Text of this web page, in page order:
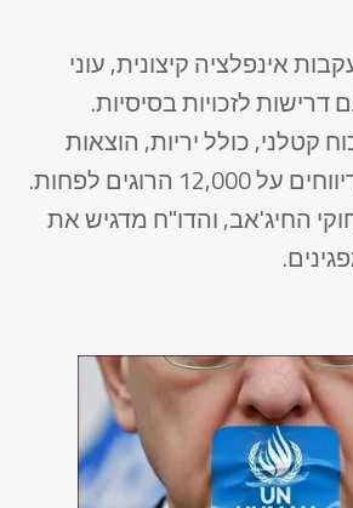
אינפלציה קיצונית, עוני
לזכויות בסיסיות.
קטלני, כולל יריות, הוצאות
הרוגים לפחות.
החיג'אב, והדו"ח מדגיש את